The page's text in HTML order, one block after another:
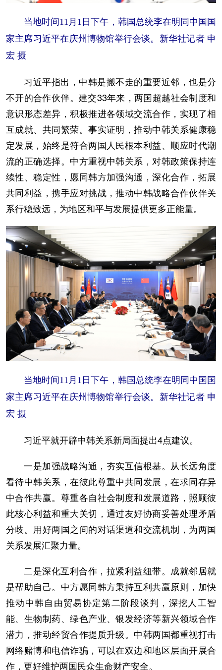
当地时间11月1日下午，韩国总统李在明同中国国
家主席习近平在庆州博物馆举行会谈。新华社记者 申
宏 摄
习近平指出，中韩是搬不走的重要近邻，也是分
不开的合作伙伴。建交33年来，两国超越社会制度和
意识形态差异，积极推进各领域交流合作，实现了相
互成就、共同繁荣。事实证明，推动中韩关系健康稳
定发展，始终是符合两国人民根本利益、顺应时代潮
流的正确选择。中方重视中韩关系，对韩政策保持连
续性、稳定性，愿同韩方加强沟通，深化合作，拓展
共同利益，携手应对挑战，推动中韩战略合作伙伴关
系行稳致远，为地区和平与发展提供更多正能量。
当地时间11月1日下午，韩国总统李在明同中国国
家主席习近平在庆州博物馆举行会谈。新华社记者 申
宏 摄
习近平就开辟中韩关系新局面提出4点建议。
一是加强战略沟通，夯实互信根基。从长远角度
看待中韩关系，在彼此尊重中共同发展，在求同存异
中合作共赢。尊重各自社会制度和发展道路，照顾彼
此核心利益和重大关切，通过友好协商妥善处理矛盾
分歧。用好两国之间的对话渠道和交流机制，为两国
关系发展汇聚力量。
二是深化互利合作，拉紧利益纽带。成就邻居就
是帮助自己。中方愿同韩方秉持互利共赢原则，加快
推动中韩自由贸易协定第二阶段谈判，深挖人工智
能、生物制药、绿色产业、银发经济等新兴领域合作
潜力，推动经贸合作提质升级。中韩两国都重视打击
网络赌博和电信诈骗，可以在双边和地区层面开展合
作，更好维护两国民众生命财产安全。